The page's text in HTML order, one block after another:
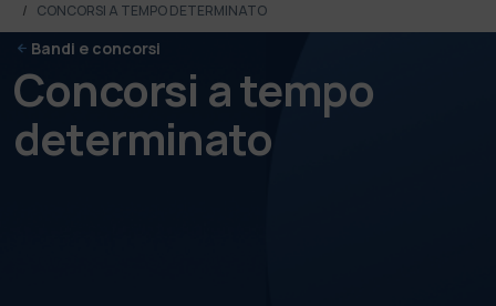
CONCORSI A TEMPO DETERMINATO
Bandi e concorsi
Concorsi a tempo
determinato